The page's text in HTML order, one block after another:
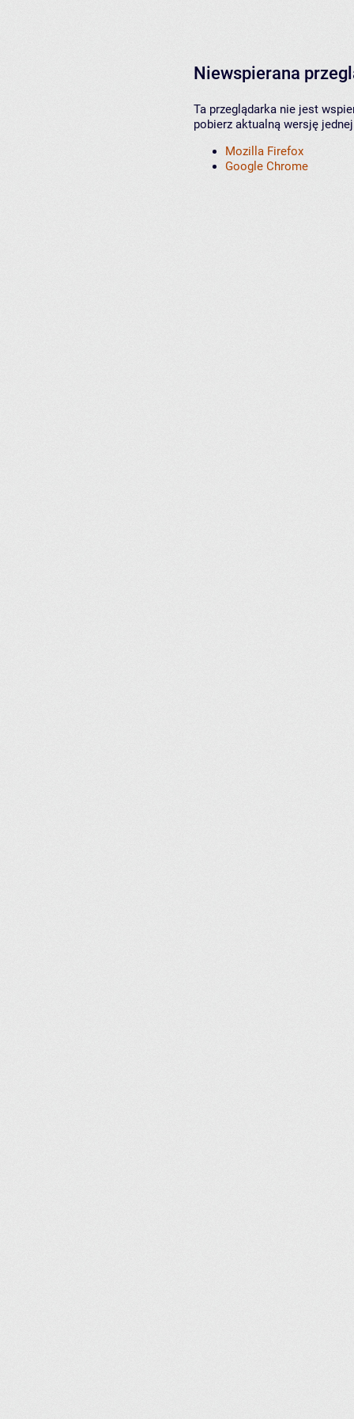
Niewspierana
Ta przeglądarka nie jest
pobierz aktualną wersję
Mozilla Firefox
Google Chrome